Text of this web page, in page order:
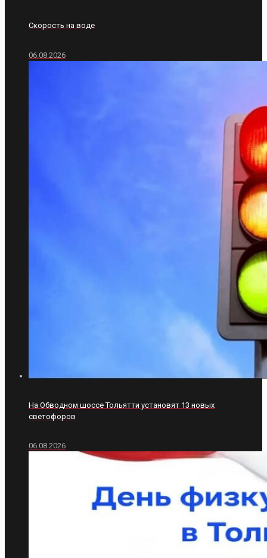
Скорость на воде
06.08.2026
На Обводном шоссе Тольятти установят 13 новых
светофоров
06.08.2026